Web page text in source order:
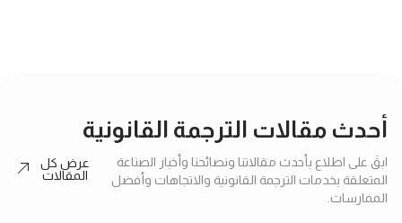
أحدث مقالات الترجمة القانونية
ابقَ على اطلاع بأحدث مقالاتنا ونصائحنا وأخبار الصناعة
المتعلقة بخدمات الترجمة القانونية والاتجاهات وأفضل
الممارسات.
عرض كل
المقالات